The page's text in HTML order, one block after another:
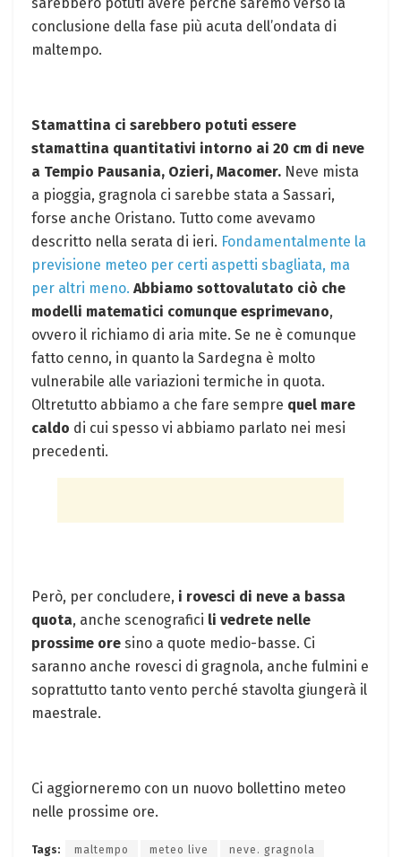
conclusione della fase più acuta dell’ondata di
maltempo.
Stamattina ci sarebbero potuti essere
stamattina quantitativi intorno ai 20 cm di neve
a Tempio Pausania, Ozieri, Macomer. Neve mista
a pioggia, gragnola ci sarebbe stata a Sassari,
forse anche Oristano. Tutto come avevamo
descritto nella serata di ieri. Fondamentalmente la
previsione meteo per certi aspetti sbagliata, ma
per altri meno. Abbiamo sottovalutato ciò che
modelli matematici comunque esprimevano,
ovvero il richiamo di aria mite. Se ne è comunque
fatto cenno, in quanto la Sardegna è molto
vulnerabile alle variazioni termiche in quota.
Oltretutto abbiamo a che fare sempre quel mare
caldo di cui spesso vi abbiamo parlato nei mesi
precedenti.
Però, per concludere, i rovesci di neve a bassa
quota, anche scenografici li vedrete nelle
prossime ore sino a quote medio-basse. Ci
saranno anche rovesci di gragnola, anche fulmini e
soprattutto tanto vento perché stavolta giungerà il
maestrale.
Ci aggiorneremo con un nuovo bollettino meteo
nelle prossime ore.
Tags: maltempo meteo live neve. gragnola